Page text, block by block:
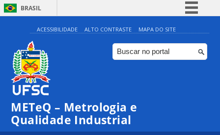
BRASIL
Simplifique!
Comunica BR
Participe
ACESSIBILIDADE ALTO CONTRASTE MAPA DO SITE
METeQ – Metrologia e
Qualidade Industrial